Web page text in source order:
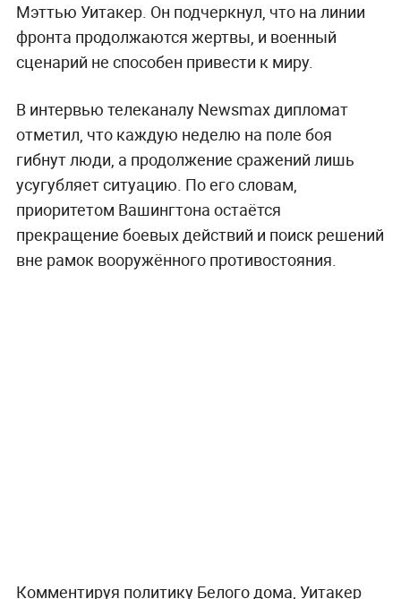
Мэттью Уитакер. Он подчеркнул, что на линии
фронта продолжаются жертвы, и военный
сценарий не способен привести к миру.
В интервью телеканалу Newsmax дипломат
отметил, что каждую неделю на поле боя
гибнут люди, а продолжение сражений лишь
усугубляет ситуацию. По его словам,
приоритетом Вашингтона остаётся
прекращение боевых действий и поиск решений
вне рамок вооружённого противостояния.
Комментируя политику Белого дома, Уитакер